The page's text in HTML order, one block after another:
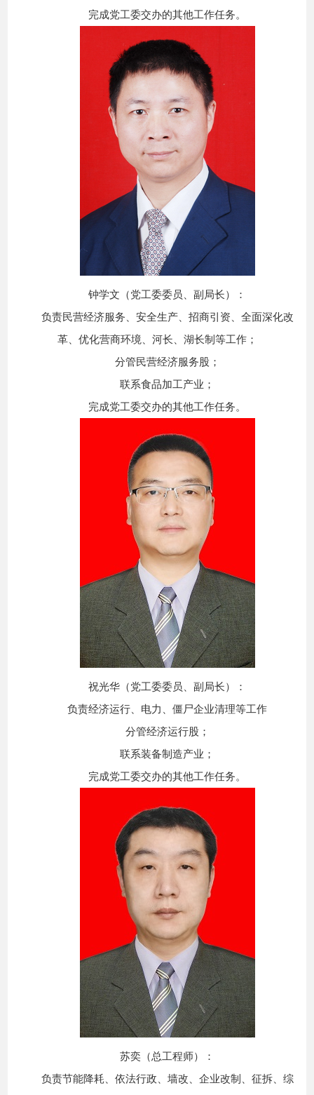
完成党工委交办的其他工作任务。
钟学文（党工委委员、副局长）：
负责民营经济服务、安全生产、招商引资、全面深化改
革、优化营商环境、河长、湖长制等工作；
分管民营经济服务股；
联系食品加工产业；
完成党工委交办的其他工作任务。
祝光华（党工委委员、副局长）：
负责经济运行、电力、僵尸企业清理等工作
分管经济运行股；
联系装备制造产业；
完成党工委交办的其他工作任务。
苏奕（总工程师）：
负责节能降耗、依法行政、墙改、企业改制、征拆、综